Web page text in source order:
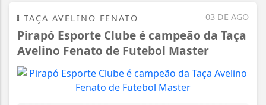
03 DE AGO
TAÇA AVELINO FENATO
Pirapó Esporte Clube é campeão da Taça
Avelino Fenato de Futebol Master